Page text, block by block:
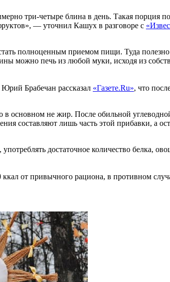
три-четыре блина в день. Такая порция
— уточнил Кашух в разговоре с
полноценным приемом пищи. Туда
можно печь из любой муки, исходя из
Брабечан рассказал «Газете.Ru», что
основном не жир. После обильной
составляют лишь часть этой прибавки, а
достаточное количество белка,
от привычного рациона, в противном